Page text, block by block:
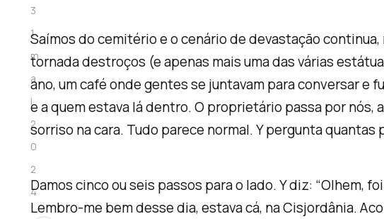
Saímos do cemitério e o cenário de devastação
tornada destroços (e apenas mais uma das várias
ano, um café onde gentes se juntavam para conversar e
e a quem estava lá dentro. O proprietário passa por nós,
sorriso na cara. Tudo parece normal. Y pergunta
Damos cinco ou seis passos para o lado. Y diz: “Olhem,
Lembro-me bem desse dia, estava cá, na Cisjordânia.
3
1
m
a
i
2
0
2
4